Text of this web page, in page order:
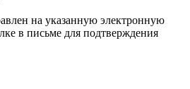
на указанную электронную
в письме для подтверждения